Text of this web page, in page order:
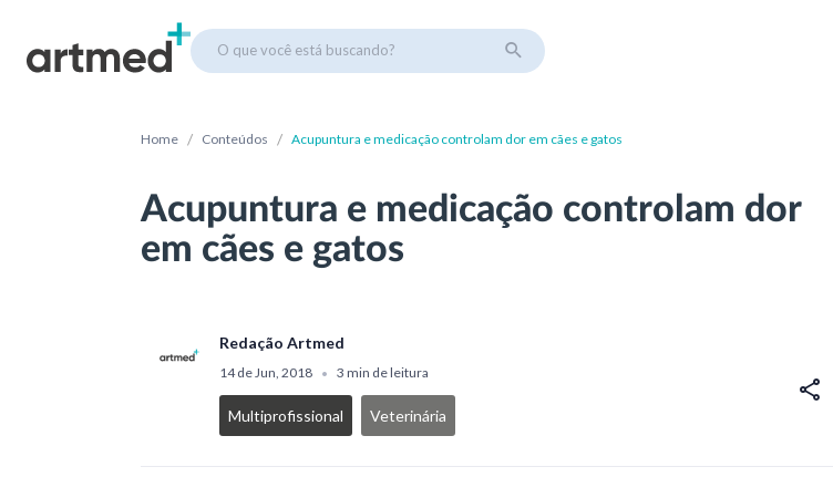
O que você está buscando?
Home / Conteúdos / Acupuntura e medicação controlam dor em cães e gatos
Acupuntura e medicação controlam dor
em cães e gatos
Redação Artmed
14 de Jun, 2018 • 3 min de leitura
Multiprofissional Veterinária